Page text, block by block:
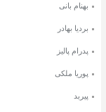
بهنام بانی
بردیا بهادر
پدرام پالیز
پوریا ملکی
پیربد